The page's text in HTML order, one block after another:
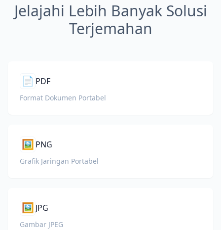
Jelajahi Lebih Banyak Solusi
Terjemahan
📄 PDF
Format Dokumen Portabel
🖼️ PNG
Grafik Jaringan Portabel
🖼️ JPG
Gambar JPEG